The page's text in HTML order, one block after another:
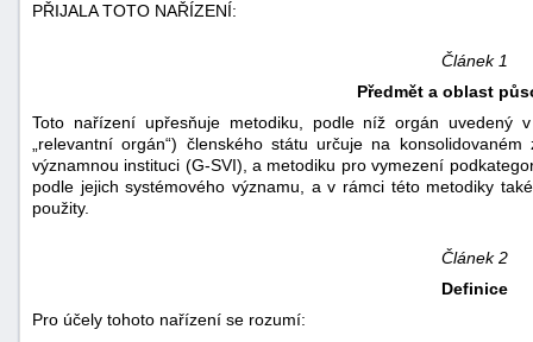
PŘIJALA TOTO NAŘÍZENÍ:
Článek 1
Předmět a oblast
Toto nařízení upřesňuje metodiku, podle níž orgán uvedený
„relevantní orgán“) členského státu určuje na
významnou instituci (G-SVI), a metodiku pro vymezení
podle jejich systémového významu, a v rámci této metodiky
použity.
Článek 2
Definice
Pro účely tohoto nařízení se rozumí: